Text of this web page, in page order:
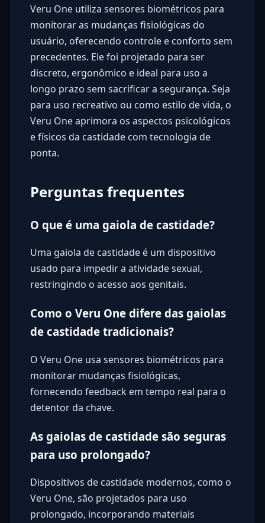
Veru One utiliza sensores biométricos para
monitorar as mudanças fisiológicas do
usuário, oferecendo controle e conforto sem
precedentes. Ele foi projetado para ser
discreto, ergonômico e ideal para uso a
longo prazo sem sacrificar a segurança. Seja
para uso recreativo ou como estilo de vida, o
Veru One aprimora os aspectos psicológicos
e físicos da castidade com tecnologia de
ponta.
Perguntas frequentes
O que é uma gaiola de castidade?
Uma gaiola de castidade é um dispositivo
usado para impedir a atividade sexual,
restringindo o acesso aos genitais.
Como o Veru One difere das gaiolas
de castidade tradicionais?
O Veru One usa sensores biométricos para
monitorar mudanças fisiológicas,
fornecendo feedback em tempo real para o
detentor da chave.
As gaiolas de castidade são seguras
para uso prolongado?
Dispositivos de castidade modernos, como o
Veru One, são projetados para uso
prolongado, incorporando materiais